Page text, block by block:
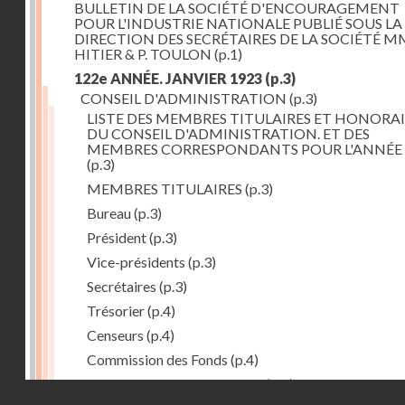
BULLETIN DE LA SOCIÉTÉ D'ENCOURAGEMENT
POUR L'INDUSTRIE NATIONALE PUBLIÉ SOUS LA
DIRECTION DES SECRÉTAIRES DE LA SOCIÉTÉ
HITIER & P. TOULON (p.1)
122e ANNÉE. JANVIER 1923 (p.3)
CONSEIL D'ADMINISTRATION (p.3)
LISTE DES MEMBRES TITULAIRES ET
DU CONSEIL D'ADMINISTRATION. ET DES
MEMBRES CORRESPONDANTS POUR
(p.3)
MEMBRES TITULAIRES (p.3)
Bureau(p.3)
Président(p.3)
Vice-présidents (p.3)
Secrétaires (p.3)
Trésorier(p.4)
Censeurs (p.4)
Commission des Fonds (p.4)
Comité des Arts mécaniques(p.4)